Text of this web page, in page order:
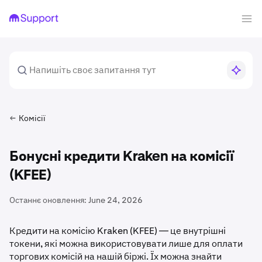
Комісії
Бонусні кредити Kraken на комісії
(KFEE)
Останнє оновлення: June 24, 2026
Кредити на комісію Kraken (KFEE) — це внутрішні
токени, які можна використовувати лише для оплати
торгових комісій на нашій біржі. Їх можна знайти